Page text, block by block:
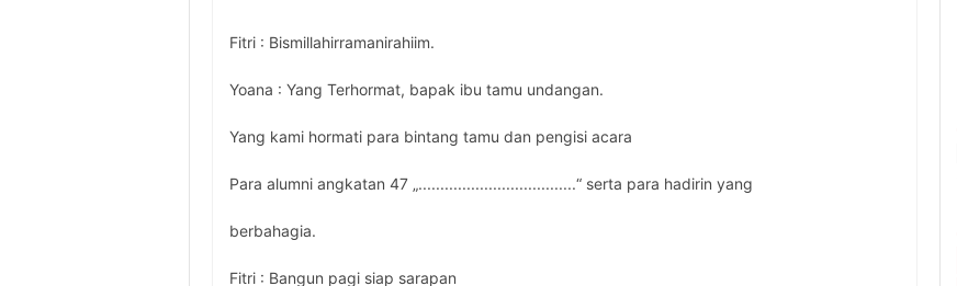
Fitri : Bismillahirramanirahiim.
Yoana : Yang Terhormat, bapak ibu tamu undangan.
Yang kami hormati para bintang tamu dan pengisi acara
Para alumni angkatan 47 „....................................“ serta para hadirin yang
berbahagia.
Fitri : Bangun pagi siap sarapan